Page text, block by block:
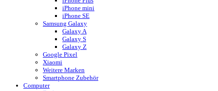
iPhone mini
iPhone SE
Samsung Galaxy
Galaxy A
Galaxy S
Galaxy Z
Google Pixel
Xiaomi
Weitere Marken
Smartphone Zubehör
Computer